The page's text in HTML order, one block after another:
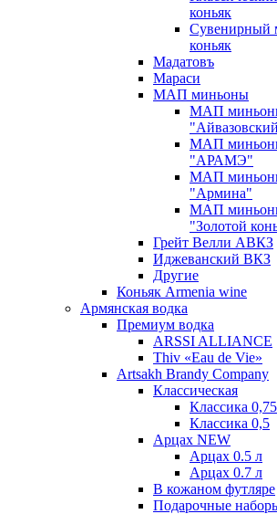
коньяк
Сувенирный
коньяк
Мадатовъ
Мараси
МАП миньоны
МАП
МАП
"АРАМЭ"
МАП
"Армина"
МАП
"Золотой
Грейт Велли АВКЗ
Иджеванский ВКЗ
Другие
Коньяк Armenia wine
Армянская водка
Премиум водка
ARSSI ALLIANCE
Thiv «Eau de Vie»
Artsakh Brandy Company
Классическая
Классика 0,75
Классика 0,5
Арцах NEW
Арцах 0.5 л
Арцах 0.7 л
В кожаном футляре
Подарочные